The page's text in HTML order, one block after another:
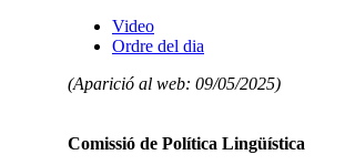
Video
Ordre del dia
(Aparició al web: 09/05/2025)
Comissió de Política Lingüística